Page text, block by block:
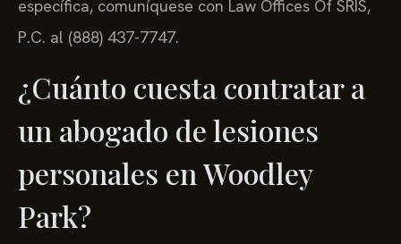
específica, comuníquese con Law Offices Of SRIS,
P.C. al (888) 437-7747.
¿Cuánto cuesta contratar a
un abogado de lesiones
personales en Woodley
Park?